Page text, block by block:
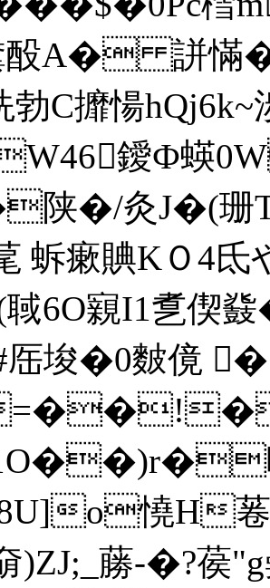
A� 誁慲
C攠愓
鑀Ф蝧
陕�/灸J�(珊T
蚸瘶賟KＯ4氐
6O寴I1乽偰
埈�0麬傹
吲
o憢H菤
)ZJ;_蕂-�?葔